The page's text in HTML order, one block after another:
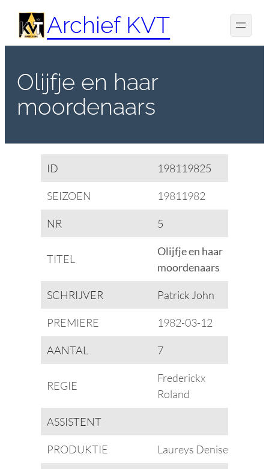
Spring
naar
de
Archief KVT
Olijfje en haar
moordenaars
ID 198119825
SEIZOEN 19811982
NR 5
TITEL
Olijfje en haar
moordenaars
SCHRIJVER Patrick John
PREMIERE 1982-03-12
AANTAL 7
REGIE
Frederickx
Roland
ASSISTENT
PRODUKTIE Laureys Denise